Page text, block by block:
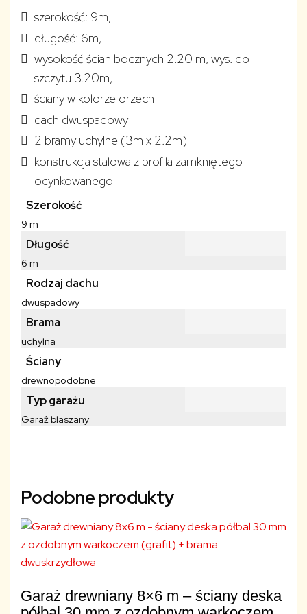
szerokość: 9m,
długość: 6m,
wysokość ścian bocznych 2.20 m, wys. do
szczytu 3.20m,
ściany w kolorze orzech
dach dwuspadowy
2 bramy uchylne (3m x 2.2m)
konstrukcja stalowa z profila zamkniętego
ocynkowanego
Szerokość
9 m
Długość
6 m
Rodzaj dachu
dwuspadowy
Brama
uchylna
Ściany
drewnopodobne
Typ garażu
Garaż blaszany
Podobne produkty
Garaż drewniany 8×6 m – ściany deska